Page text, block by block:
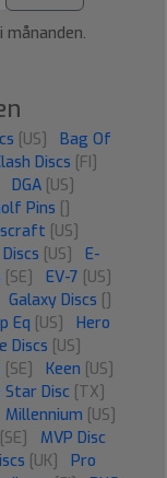
[US]
Bag Of
Discs [FI]
DGA [US]
Pins
[US]
[US]
E-
[SE] EV-7 [US]
Galaxy Discs
Eq [US]
Hero
Discs [US]
[SE] Keen [US]
Star Disc [TX]
Millennium [US]
[SE]
MVP Disc
[UK]
Pro